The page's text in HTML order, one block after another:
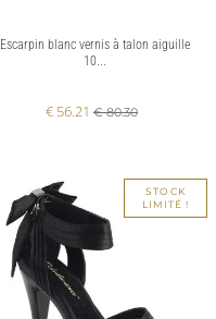
Escarpin blanc vernis à talon aiguille
10...
€ 56.21 € 80.30
STOCK
LIMITÉ !